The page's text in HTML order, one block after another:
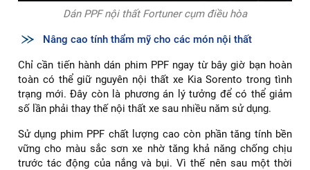
Dán PPF nội thất Fortuner cụm điều hòa
Nâng cao tính thẩm mỹ cho các món nội thất
Chỉ cần tiến hành dán phim PPF ngay từ bây giờ bạn hoàn
toàn có thể giữ nguyên nội thất xe Kia Sorento trong tình
trạng mới. Đây còn là phương án lý tưởng để có thể giảm
số lần phải thay thế nội thất xe sau nhiều năm sử dụng.
Sử dụng phim PPF chất lượng cao còn phần tăng tính bền
vững cho màu sắc sơn xe nhờ tăng khả năng chống chịu
trước tác động của nắng và bụi. Vì thế nên sau một thời